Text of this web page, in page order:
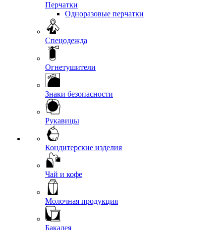
Перчатки
Одноразовые перчатки
Спецодежда
Огнетушители
Знаки безопасности
Рукавицы
Кондитерские изделия
Чай и кофе
Молочная продукция
Бакалея